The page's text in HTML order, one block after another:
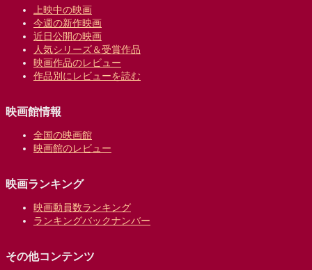
上映中の映画
今週の新作映画
近日公開の映画
人気シリーズ＆受賞作品
映画作品のレビュー
作品別にレビューを読む
映画館情報
全国の映画館
映画館のレビュー
映画ランキング
映画動員数ランキング
ランキングバックナンバー
その他コンテンツ